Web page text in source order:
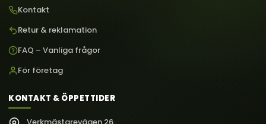
Kontakt
Retur & reklamation
FAQ – Vanliga frågor
För företag
KONTAKT & ÖPPETTIDER